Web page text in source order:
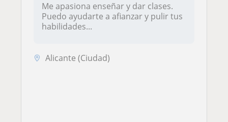
Me apasiona enseñar y dar clases.
Puedo ayudarte a afianzar y pulir tus
habilidades...
Alicante (Ciudad)